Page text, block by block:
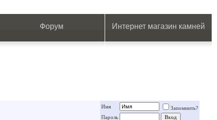
Форум Интернет магазин камней
Имя
Запомнить?
Пароль